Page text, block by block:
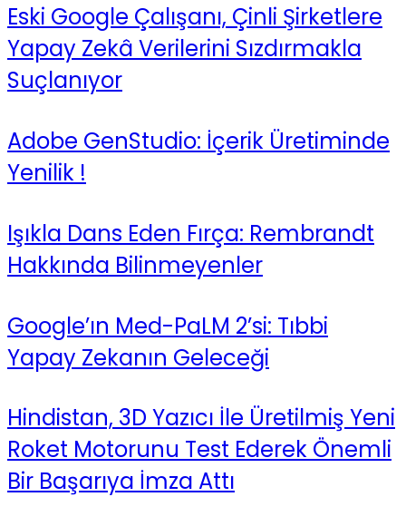
Eski Google Çalışanı, Çinli Şirketlere
Yapay Zekâ Verilerini Sızdırmakla
Suçlanıyor
Adobe GenStudio: İçerik Üretiminde
Yenilik !
Işıkla Dans Eden Fırça: Rembrandt
Hakkında Bilinmeyenler
Google’ın Med-PaLM 2’si: Tıbbi
Yapay Zekanın Geleceği
Hindistan, 3D Yazıcı İle Üretilmiş Yeni
Roket Motorunu Test Ederek Önemli
Bir Başarıya İmza Attı